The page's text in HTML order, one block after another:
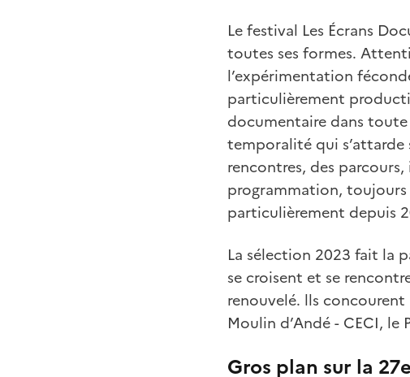
Le festival Les Écrans
toutes ses formes.
l’expérimentation
particulièrement
documentaire dans
temporalité qui s’attarde
rencontres, des
programmation,
particulièrement depuis
La sélection 2023 fait la
se croisent et se
renouvelé. lls concourent
Moulin d’Andé - CECI,
Gros plan sur la